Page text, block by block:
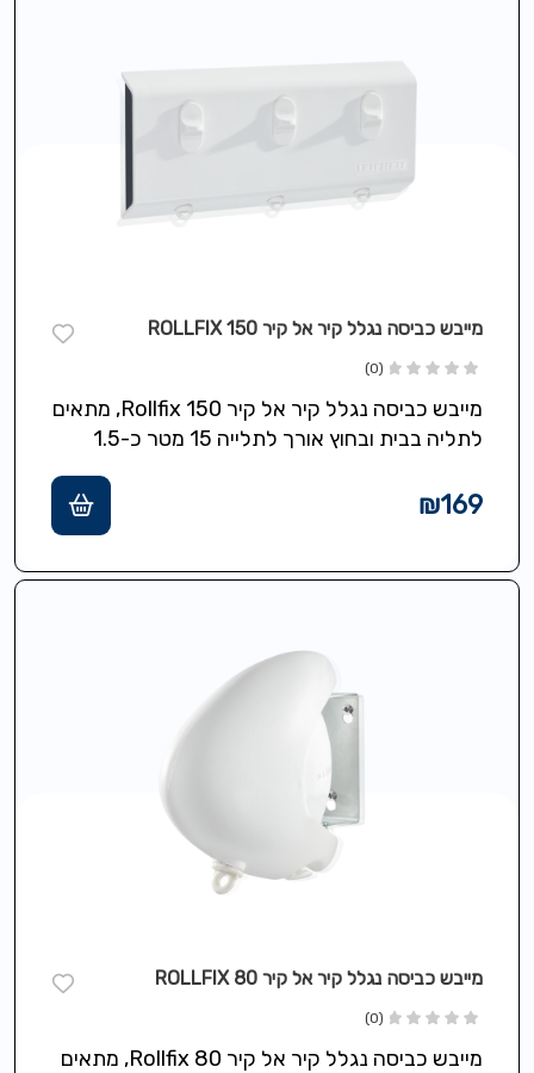
מייבש כביסה נגלל קיר אל קיר 150 ROLLFIX
(0)
מייבש כביסה נגלל קיר אל קיר 150 Rollfix, מתאים
לתליה בבית ובחוץ אורך לתלייה 15 מטר כ-1.5
₪169
מייבש כביסה נגלל קיר אל קיר 80 ROLLFIX
(0)
מייבש כביסה נגלל קיר אל קיר 80 Rollfix, מתאים